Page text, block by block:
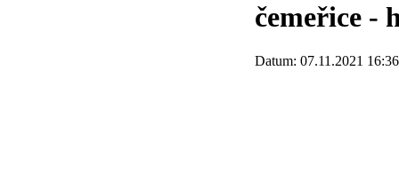
čemeřice -
Datum: 07.11.2021 16:36